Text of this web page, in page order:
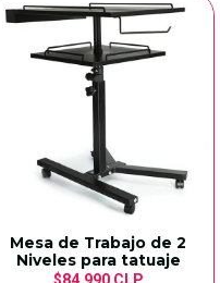
Mesa de Trabajo de 2
Niveles para tatuaje
$84.990 CLP